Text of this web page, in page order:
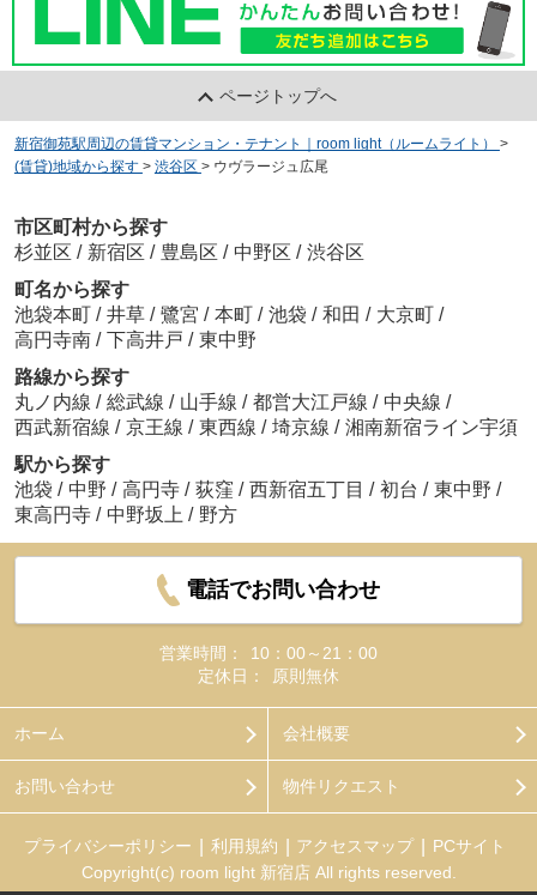
ページトップへ
新宿御苑駅周辺の賃貸マンション・テナント｜room light（ルームライト）
>
(賃貸)地域から探す > 渋谷区 > ウヴラージュ広尾
市区町村から探す
杉並区 / 新宿区 / 豊島区 / 中野区 / 渋谷区
町名から探す
池袋本町 / 井草 / 鷺宮 / 本町 / 池袋 / 和田 / 大京町 /
高円寺南 / 下高井戸 / 東中野
路線から探す
丸ノ内線 / 総武線 / 山手線 / 都営大江戸線 / 中央線 /
西武新宿線 / 京王線 / 東西線 / 埼京線 / 湘南新宿ライン宇須
駅から探す
池袋 / 中野 / 高円寺 / 荻窪 / 西新宿五丁目 / 初台 / 東中野 /
東高円寺 / 中野坂上 / 野方
電話でお問い合わせ
営業時間：
10：00～21：00
定休日：
原則無休
ホーム 会社概要
お問い合わせ 物件リクエスト
プライバシーポリシー 利用規約 アクセスマップ
PCサイト
Copyright(c) room light 新宿店 All rights reserved.